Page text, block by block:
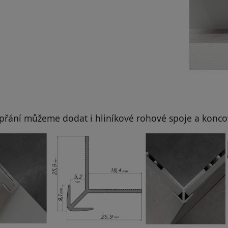
můžeme dodat i hliníkové rohové spoje a